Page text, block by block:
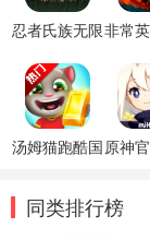
忍者氏族无限非常
汤姆猫跑酷国 原神
同类排行榜